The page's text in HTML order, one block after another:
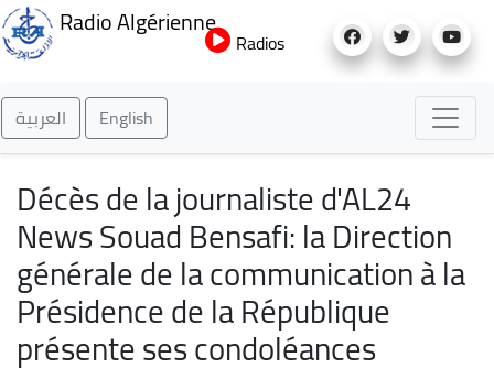
au
Radio Algérienne
Radios
العربية English
Décès de la journaliste d'AL24
News Souad Bensafi: la Direction
générale de la communication à la
Présidence de la République
présente ses condoléances